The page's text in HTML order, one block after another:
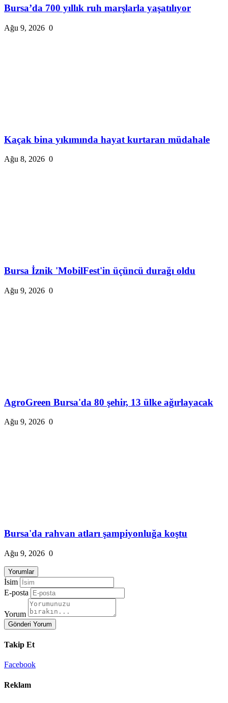
Bursa’da 700 yıllık ruh marşlarla yaşatılıyor
Ağu 9, 2026 0
Kaçak bina yıkımında hayat kurtaran müdahale
Ağu 8, 2026 0
Bursa İznik 'MobilFest'in üçüncü durağı oldu
Ağu 9, 2026 0
AgroGreen Bursa'da 80 şehir, 13 ülke ağırlayacak
Ağu 9, 2026 0
Bursa'da rahvan atları şampiyonluğa koştu
Ağu 9, 2026 0
Yorumlar
İsim
E-posta
Yorum
Gönderi Yorum
Takip Et
Facebook
Reklam